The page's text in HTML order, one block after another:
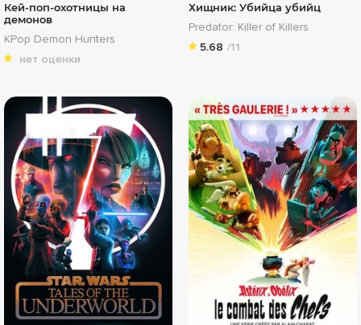
Кей-поп-охотницы на
демонов
KPop Demon Hunters
нет оценки
Хищник: Убийца убийц
Predator: Killer of Killers
5.68 /11